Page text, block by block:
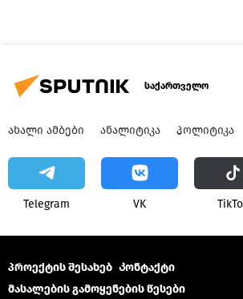
საქართველო
ᲐᲮᲐᲚᲘ ᲐᲛᲑᲔᲑᲘ ᲐᲜᲐᲚᲘᲢᲘᲙᲐ ᲞᲝᲚᲘᲢᲘᲙᲐ
Telegram VK
პროექტის შესახებ Კონტაქტი
მასალების გამოყენების წესები